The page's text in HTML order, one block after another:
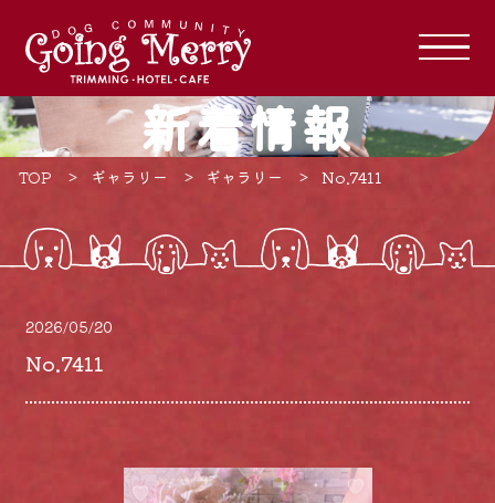
新着情報
TOP ギャラリー ギャラリー No.7411
2026/05/20
No.7411